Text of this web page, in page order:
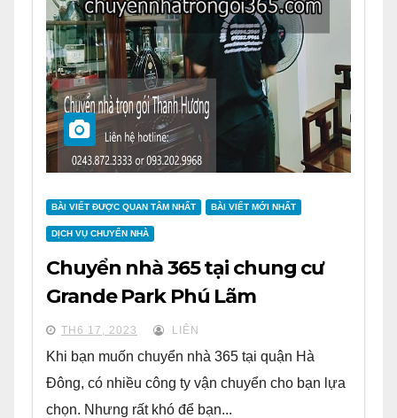
BÀI VIẾT ĐƯỢC QUAN TÂM NHẤT BÀI VIẾT MỚI NHẤT
DỊCH VỤ CHUYỂN NHÀ
Chuyển nhà 365 tại chung cư
Grande Park Phú Lãm
TH6 17, 2023 LIÊN
Khi bạn muốn chuyển nhà 365 tại quận Hà
Đông, có nhiều công ty vận chuyển cho bạn lựa
chọn. Nhưng rất khó để bạn...